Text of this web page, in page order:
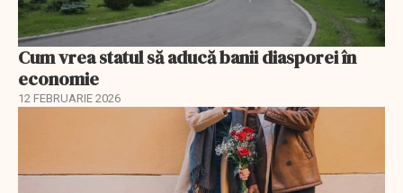
Cum vrea statul să aducă banii diasporei în
economie
12 FEBRUARIE 2026